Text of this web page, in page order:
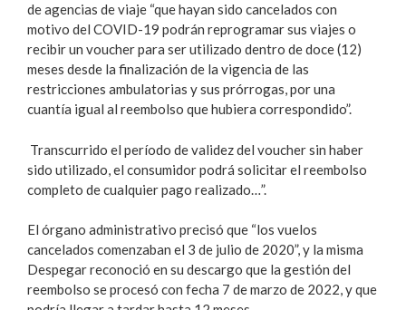
de agencias de viaje “que hayan sido cancelados con
motivo del COVID-19 podrán reprogramar sus viajes o
recibir un voucher para ser utilizado dentro de doce (12)
meses desde la finalización de la vigencia de las
restricciones ambulatorias y sus prórrogas, por una
cuantía igual al reembolso que hubiera correspondido”.
Transcurrido el período de validez del voucher sin haber
sido utilizado, el consumidor podrá solicitar el reembolso
completo de cualquier pago realizado…”.
El órgano administrativo precisó que “los vuelos
cancelados comenzaban el 3 de julio de 2020”, y la misma
Despegar reconoció en su descargo que la gestión del
reembolso se procesó con fecha 7 de marzo de 2022, y que